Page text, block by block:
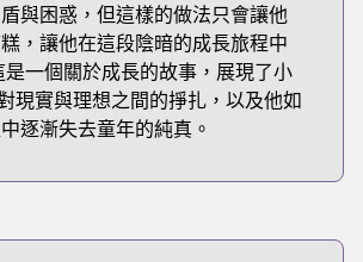
與困惑，但這樣的做法只會讓他
，讓他在這段陰暗的成長旅程中
一個關於成長的故事，展現了小
現實與理想之間的掙扎，以及他如
逐漸失去童年的純真。